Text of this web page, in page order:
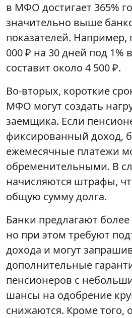
в МФО достигает 365%
значительно выше
показателей. Например,
000 ₽ на 30 дней под 1%
составит около 4 500 ₽.
Во-вторых, короткие
МФО могут создать
заемщика. Если
фиксированный доход,
ежемесячные платежи
обременительными. В
начисляются штрафы,
общую сумму долга.
Банки предлагают
но при этом требуют
дохода и могут
дополнительные
пенсионеров с
шансы на одобрение
снижаются. Кроме того,